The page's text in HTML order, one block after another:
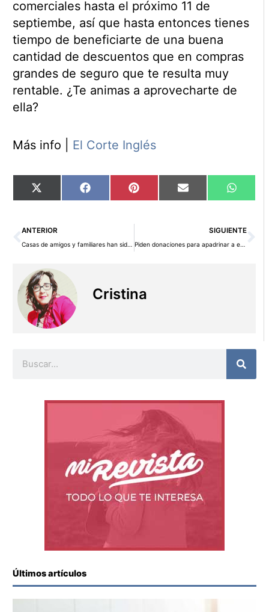
comerciales hasta el próximo 11 de
septiembe, así que hasta entonces tienes
tiempo de beneficiarte de una buena
cantidad de descuentos que en compras
grandes de seguro que te resulta muy
rentable. ¿Te animas a aprovecharte de
ella?
Más info | El Corte Inglés
Compartir
en
X
(Twitter)
Compartir
en
Facebook Compartir
en
Pinterest Compartir
en
Email
en
Ant
ANTERIOR
Casas de amigos y familiares han sido la opción preferida para ahorrar en vacaciones
SIGUIENTE
Piden donaciones para apadrinar a estudiantes universitarios
Cristina
Últimos artículos